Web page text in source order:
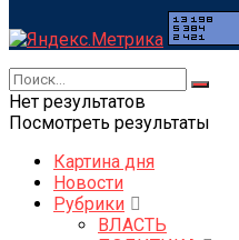
Нет результатов
Посмотреть результаты
Картина дня
Новости
Рубрики
ВЛАСТЬ